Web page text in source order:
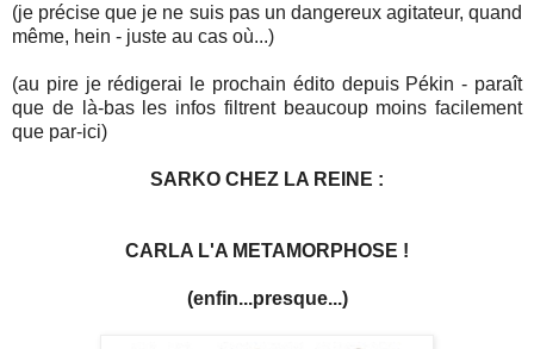
(je précise que je ne suis pas un dangereux agitateur, quand
même, hein - juste au cas où...)
(au pire je rédigerai le prochain édito depuis Pékin - paraît
que de là-bas les infos filtrent beaucoup moins facilement
que par-ici)
SARKO CHEZ LA REINE :
CARLA L'A METAMORPHOSE !
(enfin...presque...)